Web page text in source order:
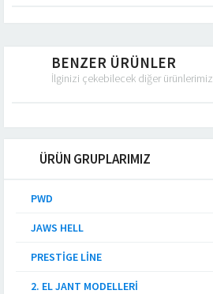
BENZER ÜRÜNLER
İlginizi çekebilecek diğer ürünlerimiz
ÜRÜN GRUPLARIMIZ
PWD
JAWS HELL
PRESTIGE LINE
2. EL JANT MODELLERI